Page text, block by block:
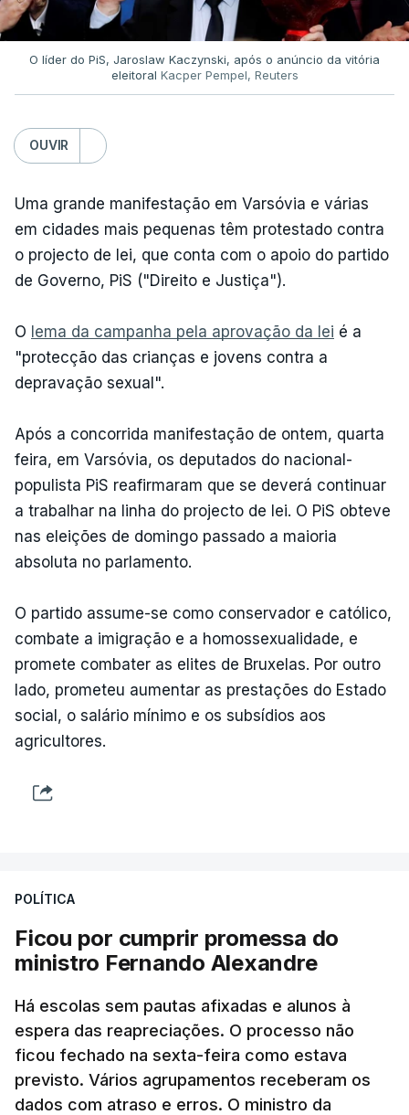
O líder do PiS, Jaroslaw Kaczynski, após o anúncio da vitória
eleitoral Kacper Pempel, Reuters
OUVIR
Uma grande manifestação em Varsóvia e várias
em cidades mais pequenas têm protestado contra
o projecto de lei, que conta com o apoio do partido
de Governo, PiS ("Direito e Justiça").
O lema da campanha pela aprovação da lei é a
"protecção das crianças e jovens contra a
depravação sexual".
Após a concorrida manifestação de ontem, quarta
feira, em Varsóvia, os deputados do nacional-
populista PiS reafirmaram que se deverá continuar
a trabalhar na linha do projecto de lei. O PiS obteve
nas eleições de domingo passado a maioria
absoluta no parlamento.
O partido assume-se como conservador e católico,
combate a imigração e a homossexualidade, e
promete combater as elites de Bruxelas. Por outro
lado, prometeu aumentar as prestações do Estado
social, o salário mínimo e os subsídios aos
agricultores.
POLÍTICA
Ficou por cumprir promessa do
ministro Fernando Alexandre
Há escolas sem pautas afixadas e alunos à
espera das reapreciações. O processo não
ficou fechado na sexta-feira como estava
previsto. Vários agrupamentos receberam os
dados com atraso e erros. O ministro da